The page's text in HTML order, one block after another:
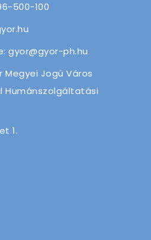
500-100
gyor@gyor-ph.hu
Megyei Jogú Város
Humánszolgáltatási
1.